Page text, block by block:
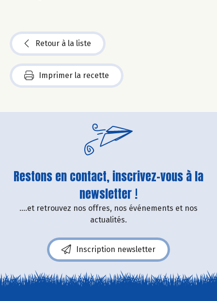
Retour à la liste
Imprimer la recette
Restons en contact, inscrivez-vous à la
newsletter !
....et retrouvez nos offres, nos événements et nos
actualités.
Inscription newsletter